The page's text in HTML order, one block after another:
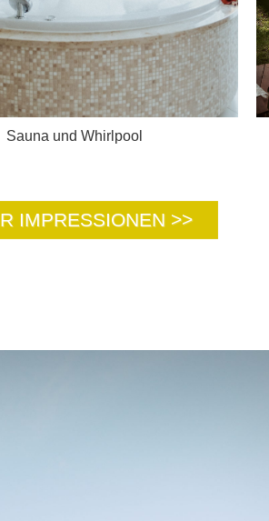
Sauna und Whirlpool
IMPRESSIONEN >>